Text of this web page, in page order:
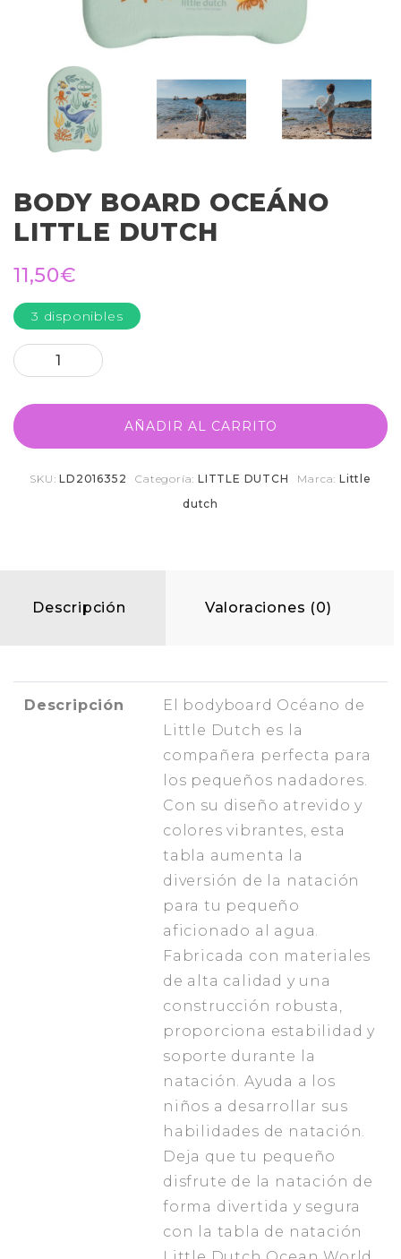
BODY BOARD OCEÁNO
LITTLE DUTCH
11,50€
3 disponibles
AÑADIR AL CARRITO
SKU:LD2016352 Categoría: LITTLE DUTCH Marca:Little
dutch
Descripción Valoraciones (0)
Descripción
El bodyboard Océano de
Little Dutch es la
compañera perfecta para
los pequeños nadadores.
Con su diseño atrevido y
colores vibrantes, esta
tabla aumenta la
diversión de la natación
para tu pequeño
aficionado al agua.
Fabricada con materiales
de alta calidad y una
construcción robusta,
proporciona estabilidad y
soporte durante la
natación. Ayuda a los
niños a desarrollar sus
habilidades de natación.
Deja que tu pequeño
disfrute de la natación de
forma divertida y segura
con la tabla de natación